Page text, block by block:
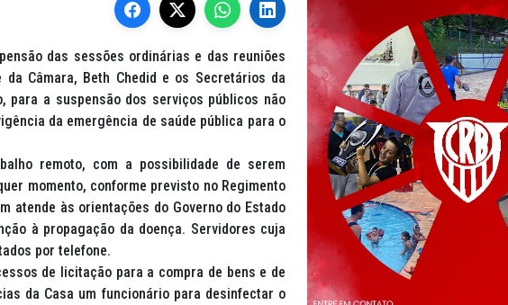
das sessões ordinárias e das reuniões
Câmara, Beth Chedid e os Secretários da
para a suspensão dos serviços públicos não
da emergência de saúde pública para o
remoto, com a possibilidade de serem
momento, conforme previsto no Regimento
atende às orientações do Governo do Estado
à propagação da doença. Servidores cuja
por telefone.
de licitação para a compra de bens e de
da Casa um funcionário para desinfectar o